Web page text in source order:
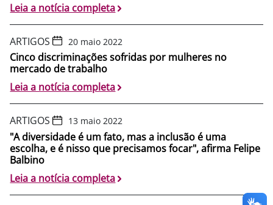
Leia a notícia completa
ARTIGOS 20 maio 2022
Cinco discriminações sofridas por mulheres no
mercado de trabalho
Leia a notícia completa
ARTIGOS 13 maio 2022
"A diversidade é um fato, mas a inclusão é uma
escolha, e é nisso que precisamos focar", afirma Felipe
Balbino
Leia a notícia completa